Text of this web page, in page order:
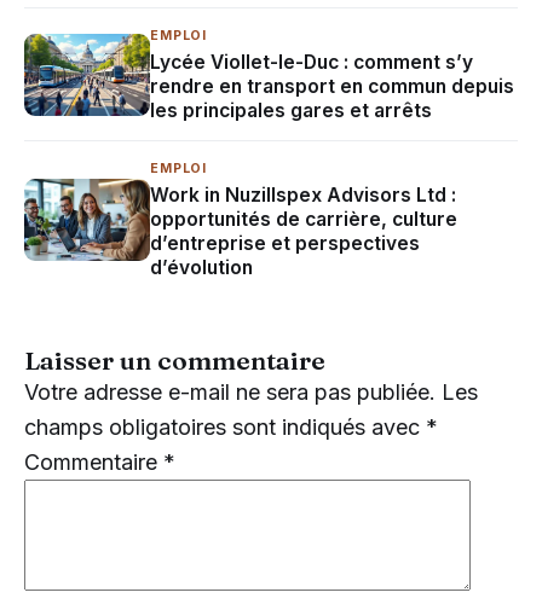
EMPLOI
Lycée Viollet-le-Duc : comment s’y
rendre en transport en commun depuis
les principales gares et arrêts
EMPLOI
Work in Nuzillspex Advisors Ltd :
opportunités de carrière, culture
d’entreprise et perspectives
d’évolution
Laisser un commentaire
Votre adresse e-mail ne sera pas publiée. Les
champs obligatoires sont indiqués avec *
Commentaire *